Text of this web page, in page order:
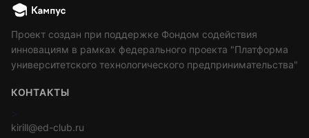
Проект создан при поддержке Фондом содействия
инновациям в рамках федерального проекта "Платформа
университетского технологического предпринимательства"
КОНТАКТЫ
>
kirill@ed-club.ru